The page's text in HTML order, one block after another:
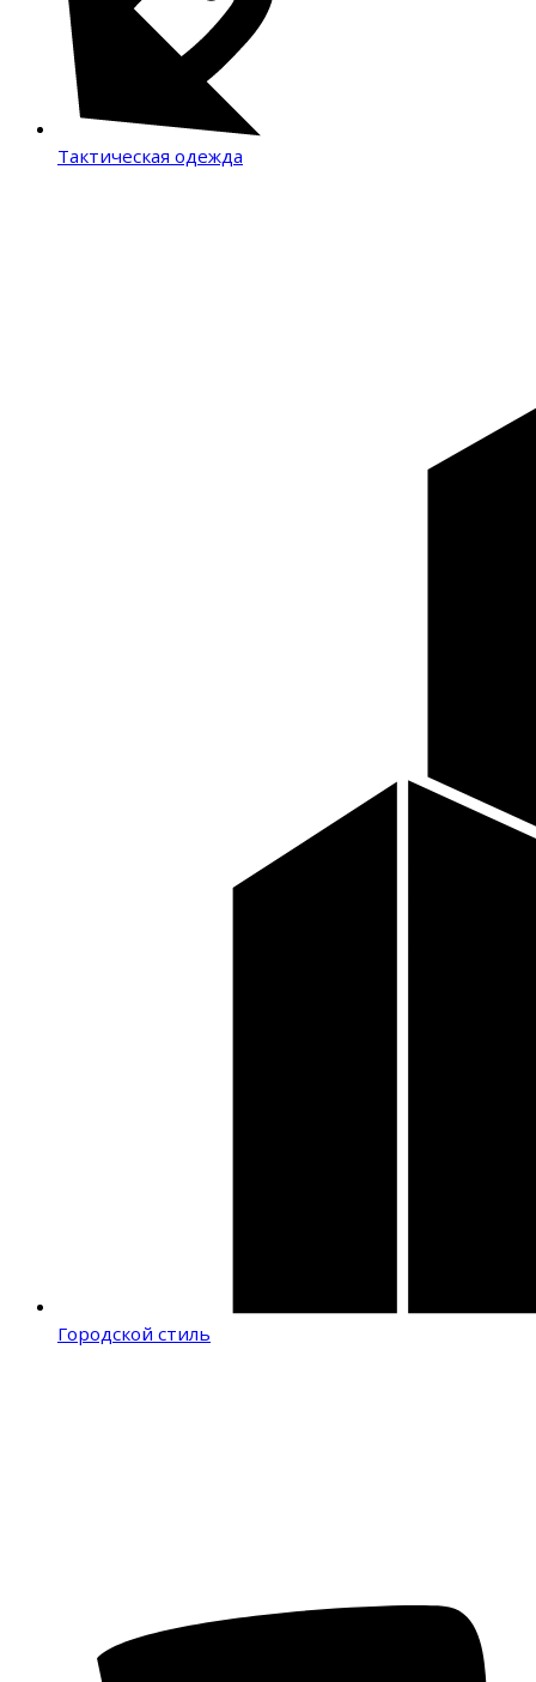
Тактическая одежда
Городской стиль